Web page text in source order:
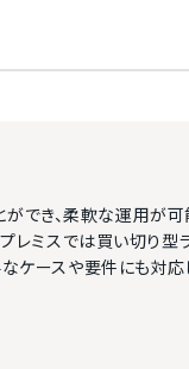
でき、柔軟な運用が可
レミスでは買い切り型
ケースや要件にも対応